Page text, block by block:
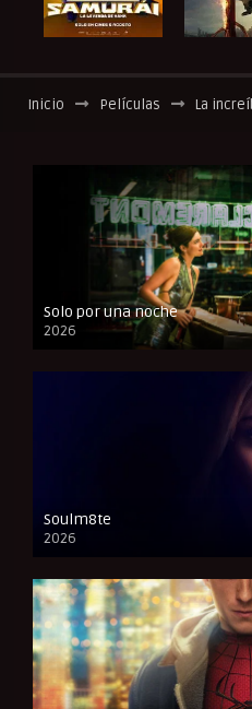
Inicio Películas La
Solo por una noche
2026
CAM
Soulm8te
2026
FULL HD